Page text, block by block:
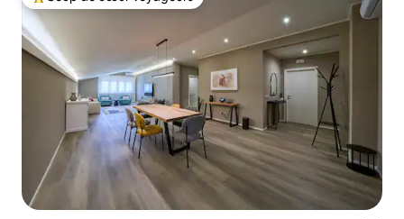
Coup de cœur voyageurs parmi les plus aimés